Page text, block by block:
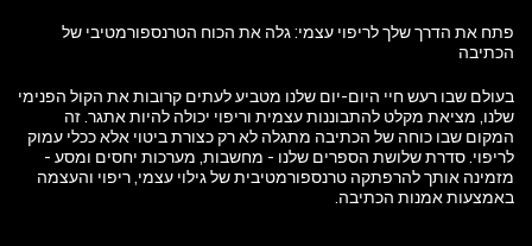
פתח את הדרך שלך לריפוי עצמי: גלה את הכוח הטרנספורמטיבי של
הכתיבה
בעולם שבו רעש חיי היום-יום שלנו מטביע לעתים קרובות את הקול הפנימי
שלנו, מציאת מקלט להתבוננות עצמית וריפוי יכולה להיות אתגר. זה
המקום שבו כוחה של הכתיבה מתגלה לא רק כצורת ביטוי אלא ככלי עמוק
לריפוי. סדרת שלושת הספרים שלנו - מחשבות, מערכות יחסים ומסע -
מזמינה אותך להרפתקה טרנספורמטיבית של גילוי עצמי, ריפוי והעצמה
באמצעות אמנות הכתיבה.